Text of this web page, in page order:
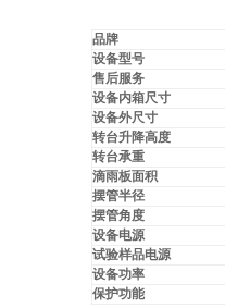
品牌
设备型号
售后服务
设备内箱尺寸
设备外尺寸
转台升降高度
转台承重
滴雨板面积
摆管半径
摆管角度
设备电源
试验样品电源
设备功率
保护功能